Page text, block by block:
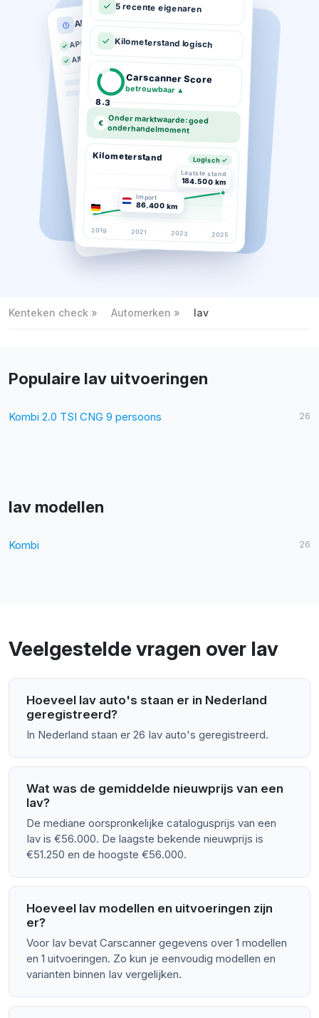
APK historie
APK geldig tot 03-2026
Altijd op tijd gekeurd
5 recente eigenaren
Kilometerstand logisch
8.3
Carscanner Score
betrouwbaar ▲
€ Onder marktwaarde: goed
onderhandelmoment
Kilometerstand Logisch ✓
Laatste stand
184.500 km
Import
86.400 km
2019 2021 2023 2025
Kenteken check Automerken Iav
Populaire Iav uitvoeringen
Kombi 2.0 TSI CNG 9 persoons 26
Iav modellen
Kombi 26
Veelgestelde vragen over Iav
Hoeveel Iav auto's staan er in Nederland
geregistreerd?
In Nederland staan er 26 Iav auto's geregistreerd.
Wat was de gemiddelde nieuwprijs van een
Iav?
De mediane oorspronkelijke catalogusprijs van een
Iav is €56.000. De laagste bekende nieuwprijs is
€51.250 en de hoogste €56.000.
Hoeveel Iav modellen en uitvoeringen zijn
er?
Voor Iav bevat Carscanner gegevens over 1 modellen
en 1 uitvoeringen. Zo kun je eenvoudig modellen en
varianten binnen Iav vergelijken.